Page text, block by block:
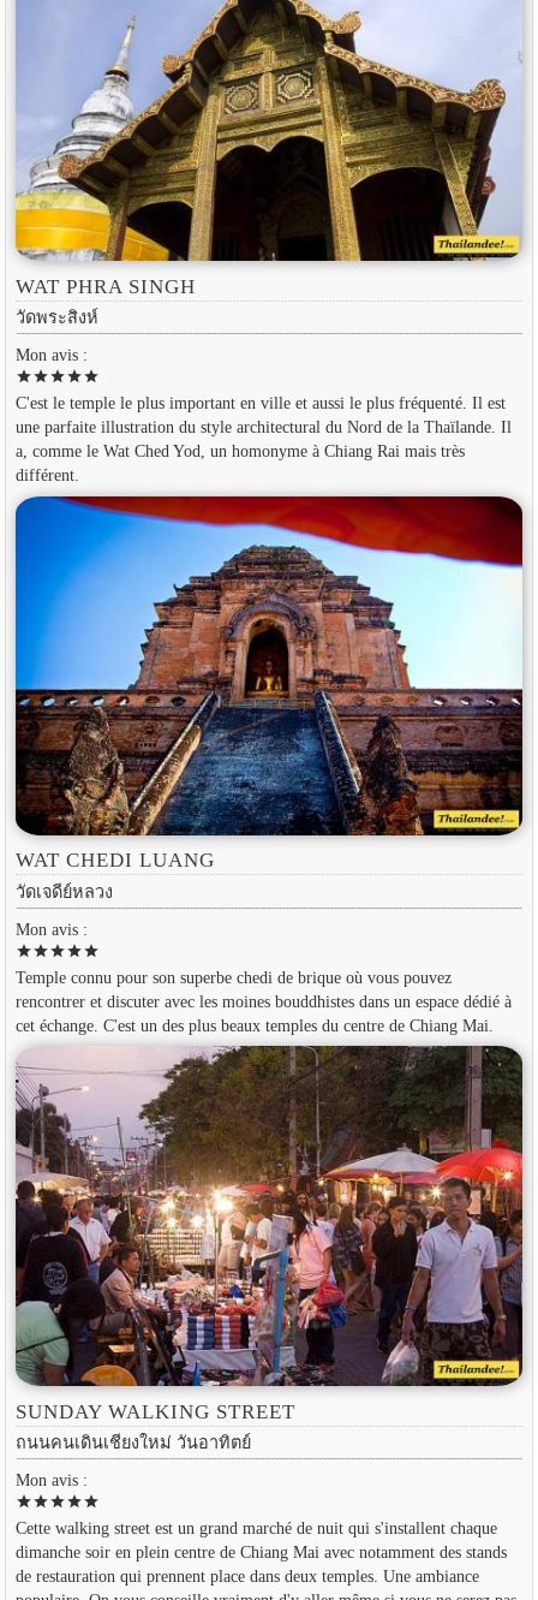
WAT PHRA SINGH
วัดพระสิงห์
Mon avis :
starstarstarstarstar
C'est le temple le plus important en ville et aussi le plus fréquenté. Il est
une parfaite illustration du style architectural du Nord de la Thaïlande. Il
a, comme le Wat Ched Yod, un homonyme à Chiang Rai mais très
différent.
WAT CHEDI LUANG
วัดเจดีย์หลวง
Mon avis :
starstarstarstarstar
Temple connu pour son superbe chedi de brique où vous pouvez
rencontrer et discuter avec les moines bouddhistes dans un espace dédié à
cet échange. C'est un des plus beaux temples du centre de Chiang Mai.
SUNDAY WALKING STREET
ถนนคนเดินเชียงใหม่ วันอาทิตย์
Mon avis :
starstarstarstarstar
Cette walking street est un grand marché de nuit qui s'installent chaque
dimanche soir en plein centre de Chiang Mai avec notamment des stands
de restauration qui prennent place dans deux temples. Une ambiance